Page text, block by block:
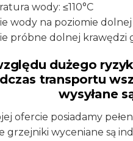
wody: ≤110°C
wody na poziomie
próbne dolnej krawędzi
dużego
transportu
wysyłane
ofercie posiadamy
grzejniki wyceniane są